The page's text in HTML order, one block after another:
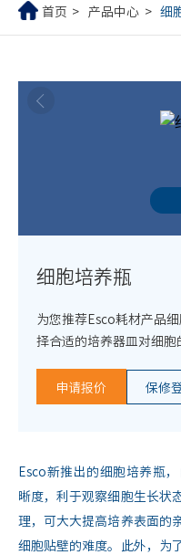
首页 产品中心 细
细胞培养瓶
为您推荐Esco耗材产品
择合适的培养器皿对细胞
申请报价 保修
Esco新推出的细胞培养瓶
晰度，利于观察细胞生长状
理，可大大提高培养表面的
细胞贴壁的难度。此外，为